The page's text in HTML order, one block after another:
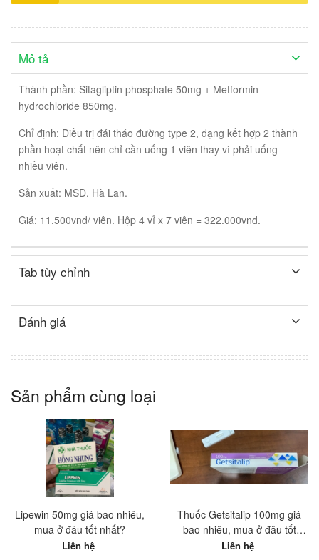
Mô tả
Thành phần: Sitagliptin phosphate 50mg + Metformin
hydrochloride 850mg.
Chỉ định: Điều trị đái tháo đường type 2, dạng kết hợp 2 thành
phần hoạt chất nên chỉ cần uống 1 viên thay vì phải uống
nhiều viên.
Sản xuất: MSD, Hà Lan.
Giá: 11.500vnd/ viên. Hộp 4 vỉ x 7 viên = 322.000vnd.
Tab tùy chỉnh
Đánh giá
Sản phẩm cùng loại
Lipewin 50mg giá bao nhiêu,
mua ở đâu tốt nhất?
Liên hệ
Thuốc Getsitalip 100mg giá
bao nhiêu, mua ở đâu tốt
nhất?
Liên hệ